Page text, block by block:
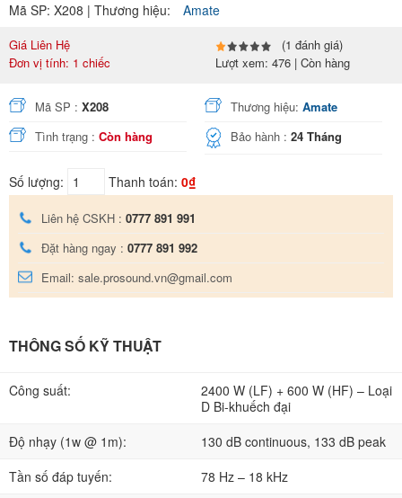
Mã SP: X208 | Thương hiệu: Amate
Giá Liên Hệ
Đơn vị tính: 1 chiếc
(1 đánh giá)
Lượt xem: 476 | Còn hàng
Mã SP : X208 Thương hiệu:Amate
Tình trạng : Còn hàng Bảo hành :24 Tháng
Số lượng: Thanh toán: 0₫
Liên hệ CSKH : 0777 891 991
Đặt hàng ngay : 0777 891 992
Email: sale.prosound.vn@gmail.com
THÔNG SỐ KỸ THUẬT
Công suất:
2400 W (LF) + 600 W (HF) – Loại
D Bi-khuếch đại
Độ nhạy (1w @ 1m):
130 dB continuous, 133 dB peak
Tần số đáp tuyến:
78 Hz – 18 kHz